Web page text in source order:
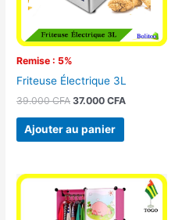
Remise : 5%
Friteuse Électrique 3L
39.000CFA 37.000CFA
Ajouter au panier